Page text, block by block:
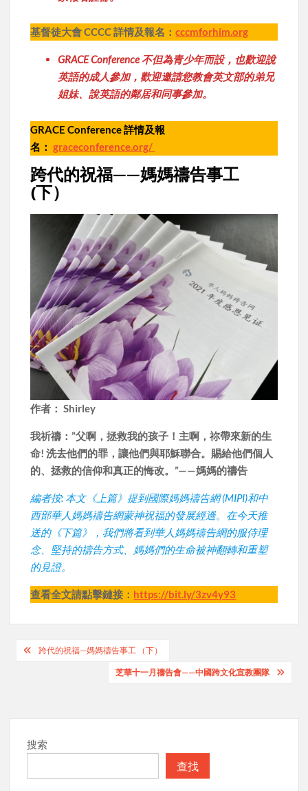
基督徒大會 CCCC 詳情及報名：cccmforhim.org
GRACEConference 不但為青少年而設，也歡迎說
英語的成人參加，歡迎邀請您教會英文部的弟兄
姐妹、說英語的鄰居和同事參加。
GRACE Conference 詳情及報
名：graceconference.org/
跨代的祝福——媽媽禱告事工
(下）
作者： Shirley
我祈禱：”父啊，拯救我的孩子！主啊，祢帶來新的生
命! 洗去他們的罪，讓他們與耶穌聯合。賜給他們個人
的、拯救的信仰和真正的悔改。”——媽媽的禱告
編者按: 本文《上篇》提到國際媽媽禱告網 (MIPI)和中
西部華人媽媽禱告網蒙神祝福的發展經過。在今天推
送的《下篇》，我們將看到華人媽媽禱告網的服侍理
念、堅持的禱告方式、媽媽們的生命被神翻轉和重塑
的見證。
查看全文請點擊鏈接： https://bit.ly/3zv4y93
Post跨代的祝福—媽媽禱告事工 （下）
芝華十一月禱告會——中國跨文化宣教團隊
搜索
查找